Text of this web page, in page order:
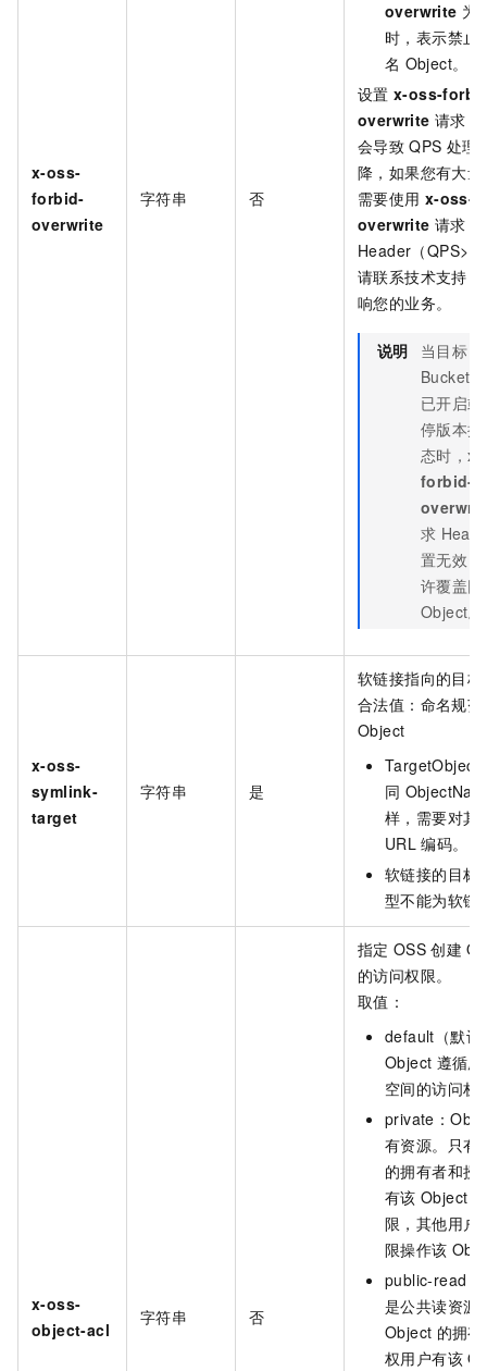
x-oss-
forbid-
overwrite
字符串 否
overwrite 为
时，表示禁止
名 Object。
设置 x-oss-
overwrite 请求
会导致 QPS 处理
降，如果您有大
需要使用 x-oss-
overwrite 请求
Header（
请联系技术支持
响您的业务。
说明
当目标
Bucket
已开启
停版本
态时，x-
forbid-
求
置无效
许覆盖同
Object。
x-oss-
symlink-
target
字符串 是
软链接指向的目
合法值：命名规范
Object
同
样，需要对其
URL 编码。
软链接的目标
型不能为软链
x-oss-
object-acl
字符串 否
指定 OSS 创建
的访问权限。
取值：
default （默
Object 遵循
空间的访问权
private ：
有资源。只有
的拥有者和授
有该 Object
限，其他用户
限操作该
public-read
是公共读资源
Object 的拥
权用户有该